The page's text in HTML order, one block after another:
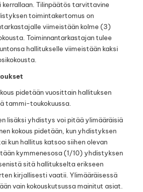
Tilinpäätös tarvittavine
toimintakertomus on
viimeistään kolme (3)
Toiminnantarkastajan tulee
hallitukselle viimeistään kaksi
pidetään vuosittain hallituksen
tammi-toukokuussa.
lisäksi yhdistys voi pitää ylimääräisiä
kokous pidetään, kun yhdistyksen
kun hallitus katsoo siihen olevan
kymmenesosa (1/10) yhdistyksen
sitä hallitukselta erikseen
kirjallisesti vaatii. Ylimääräisessä
vain kokouskutsussa mainitut asiat.